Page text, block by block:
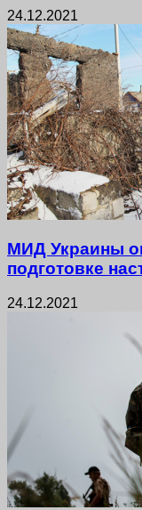
24.12.2021
МИД Украины
подготовке
24.12.2021